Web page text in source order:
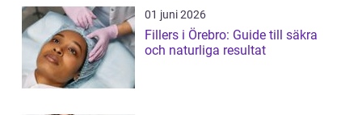
01 juni 2026
Fillers i Örebro: Guide till säkra
och naturliga resultat